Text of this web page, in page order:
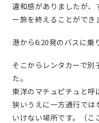
違和感がありましたが、
ー旅を終えることができ
港から6:20発のバスに乗
そこからレンタカーで別
た。
東洋のマチュピチュと呼
狭いうえに一方通行では
いけない場所です。（こ